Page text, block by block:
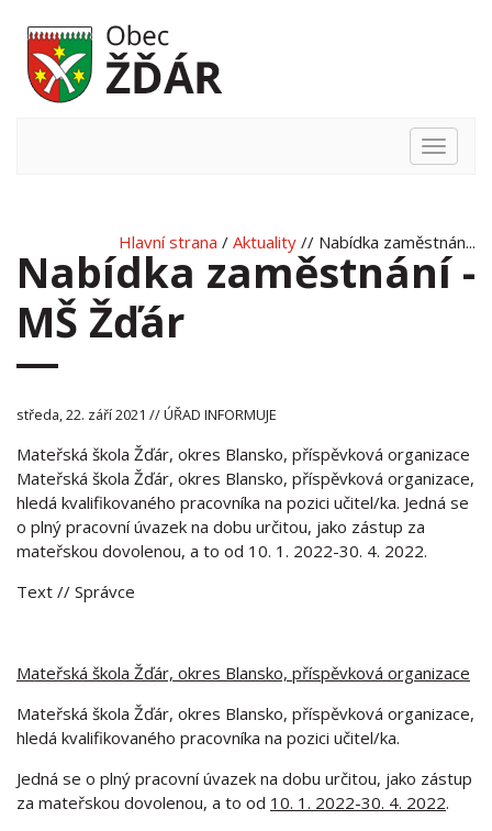
Hlavní
Hlavní strana / Aktuality // Nabídka zaměstnán...
Nabídka zaměstnání -
MŠ Žďár
středa, 22. září 2021 // ÚŘAD INFORMUJE
Mateřská škola Žďár, okres Blansko, příspěvková organizace
Mateřská škola Žďár, okres Blansko, příspěvková organizace,
hledá kvalifikovaného pracovníka na pozici učitel/ka. Jedná se
o plný pracovní úvazek na dobu určitou, jako zástup za
mateřskou dovolenou, a to od 10. 1. 2022-30. 4. 2022.
Text // Správce
Mateřská škola Žďár, okres Blansko, příspěvková organizace
Mateřská škola Žďár, okres Blansko, příspěvková organizace,
hledá kvalifikovaného pracovníka na pozici učitel/ka.
Jedná se o plný pracovní úvazek na dobu určitou, jako zástup
za mateřskou dovolenou, a to od 10. 1. 2022-30. 4. 2022.